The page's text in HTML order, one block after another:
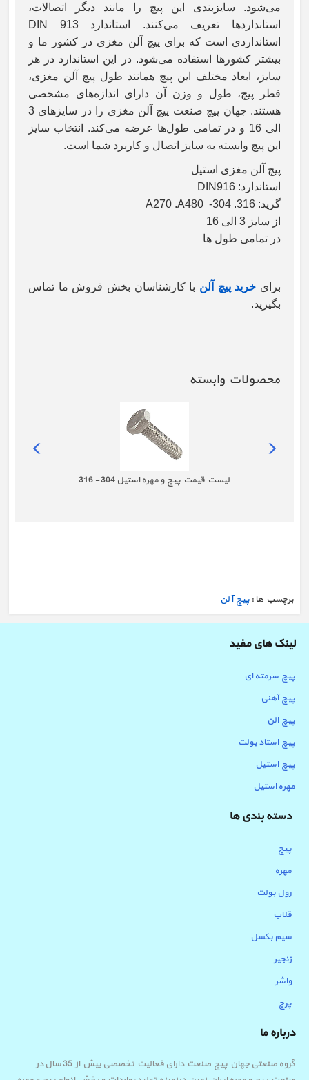
می‌شود. سایزبندی این پیچ را مانند دیگر اتصالات،
استانداردها تعریف می‌کنند. استانداردDIN 913
استانداردی است که برای پیچ آلن مغزی در کشور ما و
بیشتر کشورها استفاده می‌شود. در این استاندارد در هر
سایز، ابعاد مختلف این پیچ همانند طول پیچ آلن مغزی،
قطر پیچ، طول و وزن آن دارای اندازه‌های مشخصی
هستند. جهان پیچ صنعت پیچ آلن مغزی را در سایزهای 3
الی 16 و در تمامی طول‌ها عرضه می‌کند. انتخاب سایز
این پیچ وابسته به سایز اتصال و کاربرد شما است.
پیچ آلن مغزی استیل
استاندارد: DIN916
گرید: A270 .A480 -304 .316
از سایز 3 الی 16
در تمامی طول ها
برای خرید پیچ آلن با کارشناسان بخش فروش ما تماس
بگیرید.
محصولات وابسته
لیست قیمت پیچ و مهره استیل 304 - 316
برچسب ها : پیچ آلن
لینک های مفید
پیچ سرمته ای
پیچ آهنی
پیچ الن
پیچ استاد بولت
پیچ استیل
مهره استیل
دسته بندی ها
پیچ
مهره
رول بولت
قلاب
سیم بکسل
زنجیر
واشر
پرچ
درباره ما
گروه صنعتی جهان پیچ صنعت دارای فعالیت تخصصی بیش از 35 سال در